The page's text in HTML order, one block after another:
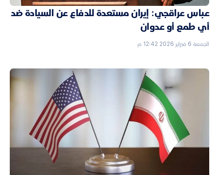
عباس عراقجي: إيران مستعدة للدفاع عن السيادة ضد
أي طمع أو عدوان
الجمعة 6 فبراير 2026 12:42 م